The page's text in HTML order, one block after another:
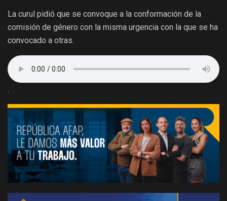
La curul pidió que se convoque a la conformación de la
comisión de género con la misma urgencia con la que se ha
convocado a otras.
.